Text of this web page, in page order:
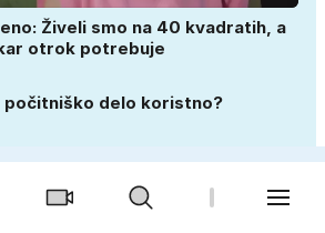
Živeli smo na 40 kvadratih, a
otrok potrebuje
počitniško delo koristno?
nosečniški stil: navdih za vroče dni